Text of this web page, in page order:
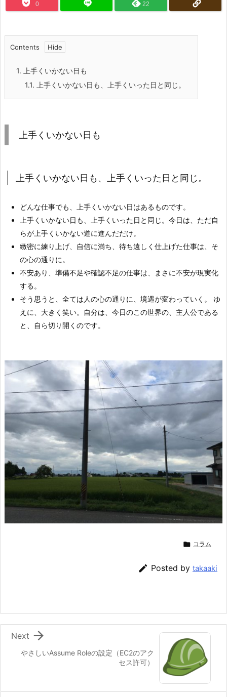
0 22
Contents
1. 上手くいかない日も
1.1. 上手くいかない日も、上手くいった日と同じ。
上手くいかない日も
上手くいかない日も、上手くいった日と同じ。
どんな仕事でも、上手くいかない日はあるものです。
上手くいかない日も、上手くいった日と同じ。今日は、ただ自
らが上手くいかない道に進んだだけ。
緻密に練り上げ、自信に満ち、待ち遠しく仕上げた仕事は、そ
の心の通りに。
不安あり、準備不足や確認不足の仕事は、まさに不安が現実化
する。
そう思うと、全ては人の心の通りに、境遇が変わっていく。 ゆ
えに、大きく笑い。自分は、今日のこの世界の、主人公である
と、自ら切り開くのです。
 コラム
 Posted by takaaki
やさしいAssume Roleの設定（EC2のアク
セス許可）

Next